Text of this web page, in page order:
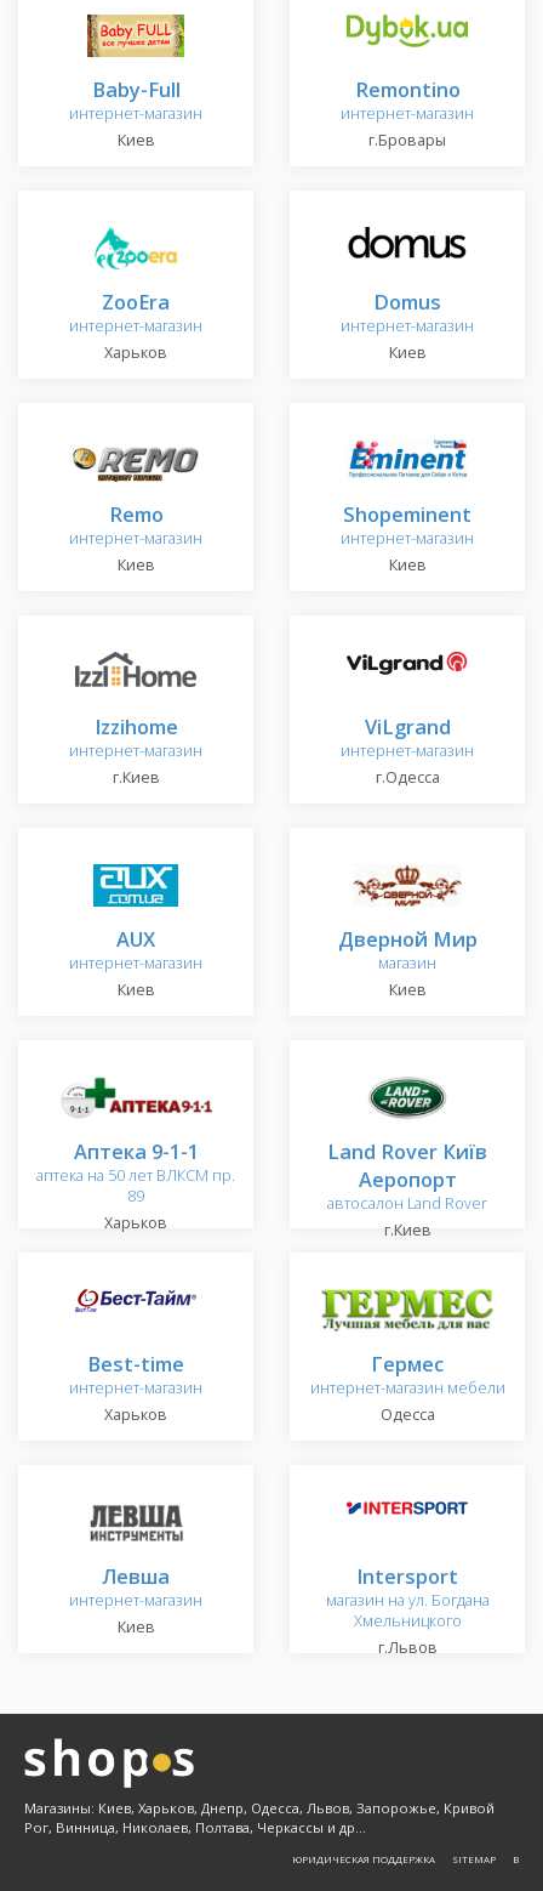
Baby-Full
интернет-магазин
Киев
Remontino
интернет-магазин
г.Бровары
ZooEra
интернет-магазин
Харьков
Domus
интернет-магазин
Киев
Remo
интернет-магазин
Киев
Shopeminent
интернет-магазин
Киев
Izzihome
интернет-магазин
г.Киев
ViLgrand
интернет-магазин
г.Одесса
AUX
интернет-магазин
Киев
Дверной Мир
магазин
Киев
Аптека 9-1-1
аптека на 50 лет ВЛКСМ пр.
89
Харьков
Land Rover Київ
Аеропорт
автосалон Land Rover
г.Киев
Best-time
интернет-магазин
Харьков
Гермес
интернет-магазин мебели
Одесса
Левша
интернет-магазин
Киев
Intersport
магазин на ул. Богдана
Хмельницкого
г.Львов
Магазины: Киев, Харьков, Днепр, Одесса, Львов, Запорожье, Кривой
Рог, Винница, Николаев, Полтава, Черкассы и др...
ЮРИДИЧЕСКАЯ ПОДДЕРЖКА SITEMAP Β